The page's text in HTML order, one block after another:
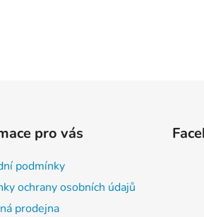
pro vás
podmínky
ochrany osobních údajů
prodejna